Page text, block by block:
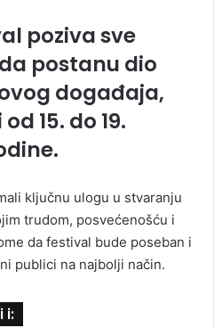
poziva sve
postanu dio
događaja,
15. do 19.
ključnu ulogu u stvaranju
trudom, posvećenošću i
da festival bude poseban i
publici na najbolji način.
i: